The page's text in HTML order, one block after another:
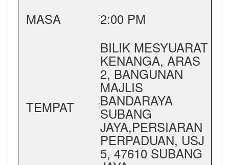
MASA
:2:00 PM
TEMPAT :
BILIK MESYUARAT
KENANGA, ARAS
2, BANGUNAN
MAJLIS
BANDARAYA
SUBANG
JAYA,PERSIARAN
PERPADUAN, USJ
5, 47610 SUBANG